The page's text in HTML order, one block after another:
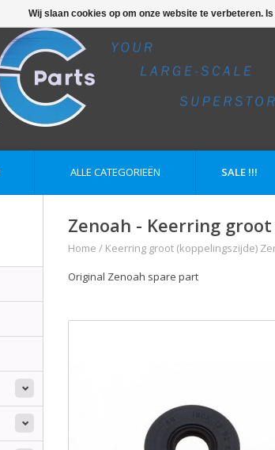
ALLE CATEGORIEËN SALE !!!
Zenoah - Keerring
Home / Keerring groot (koppelingszijde)
Original Zenoah spare part
Wij slaan cookies op om onze website te verbeteren.